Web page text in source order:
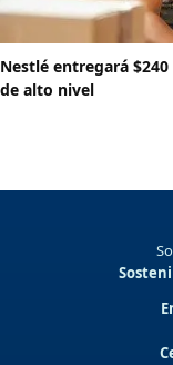
Nestlé entregará
de alto nivel